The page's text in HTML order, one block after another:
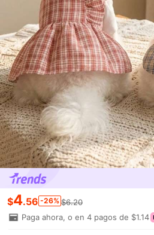
$4.56 -26% $6.20
Paga ahora, o en 4 pagos de $1.14